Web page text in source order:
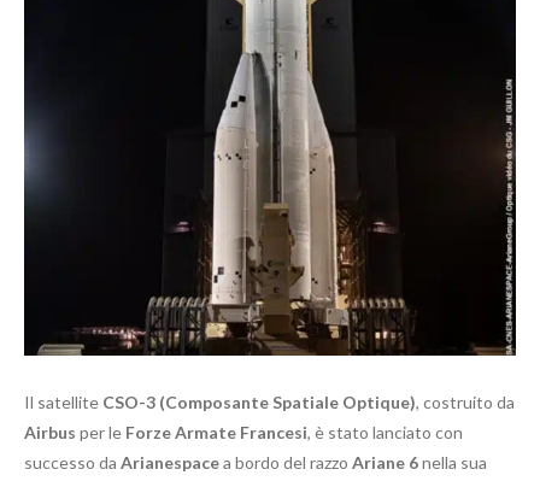
Il satellite CSO-3 (Composante Spatiale Optique), costruito da
Airbus per le Forze Armate Francesi, è stato lanciato con
successo da Arianespacea bordo del razzo Ariane 6nella sua